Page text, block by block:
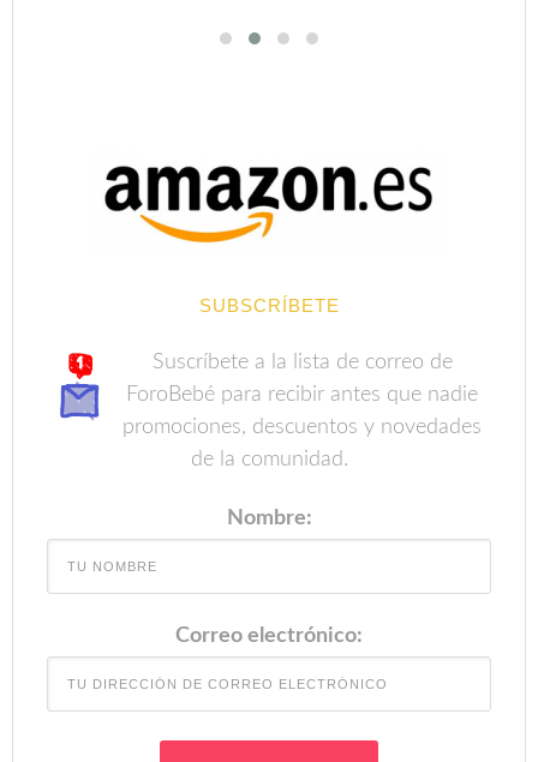
SUBSCRÍBETE
Suscríbete a la lista de correo de
ForoBebé para recibir antes que nadie
promociones, descuentos y novedades
de la comunidad.
Nombre:
Correo electrónico: